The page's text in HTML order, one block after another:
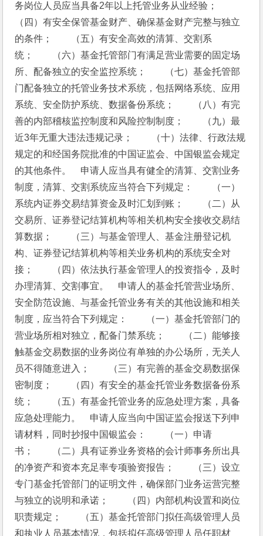
务岗位人员应当具备2年以上托管业务从业经验；
（四）有安全保管基金财产、确保基金财产完整与独立
的条件；　　（五）有安全高效的清算、交割系
统；　　（六）基金托管部门有满足营业需要的固定场
所、配备独立的安全监控系统；　　（七）基金托管部
门配备独立的托管业务技术系统，包括网络系统、应用
系统、安全防护系统、数据备份系统；　　（八）有完
善的内部稽核监控制度和风险控制制度；　　（九）最
近3年无重大违法违规记录；　　（十）法律、行政法规
规定的和经国务院批准的中国证监会、中国银监会规定
的其他条件。　申请人应当具有健全的清算、交割业务
制度，清算、交割系统应当符合下列规定：　　（一）
系统内证券交易结算资金及时汇划到账；　　（二）从
交易所、证券登记结算机构等相关机构安全接收交易结
算数据；　　（三）与基金管理人、基金注册登记机
构、证券登记结算机构等相关业务机构的系统安全对
接；　　（四）依法执行基金管理人的投资指令，及时
办理清算、交割事宜。　申请人的基金托管营业场所、
安全防范设施、与基金托管业务有关的其他设施和相关
制度，应当符合下列规定：　　（一）基金托管部门的
营业场所相对独立，配备门禁系统；　　（二）能够接
触基金交易数据的业务岗位有单独的办公场所，无关人
员不得随意进入；　　（三）有完善的基金交易数据保
密制度；　　（四）有安全的基金托管业务数据备份系
统；　　（五）有基金托管业务的应急处理方案，具备
应急处理能力。　申请人应当向中国证监会报送下列申
请材料，同时抄报中国银监会：　　（一）申请
书；　　（二）具有证券业务资格的会计师事务所出具
的净资产和资本充足率专项验资报告；　　（三）设立
专门基金托管部门的证明文件，确保部门业务运营完整
与独立的说明和承诺；　　（四）内部机构设置和岗位
职责规定；　　（五）基金托管部门拟任高级管理人员
和执业人员基本情况，包括拟任高级管理人员任职材